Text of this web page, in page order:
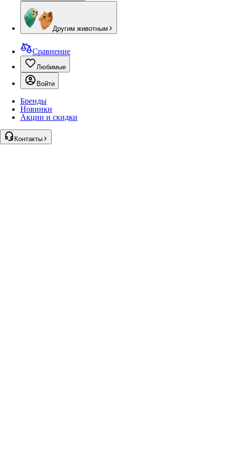
Другим животным
Сравнение
Любимые
Войти
Бренды
Новинки
Акции и скидки
Контакты